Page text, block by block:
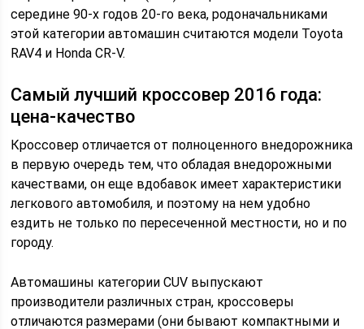
середине 90-х годов 20-го века, родоначальниками
этой категории автомашин считаются модели Toyota
RAV4 и Honda CR-V.
Самый лучший кроссовер 2016 года:
цена-качество
Кроссовер отличается от полноценного внедорожника
в первую очередь тем, что обладая внедорожными
качествами, он еще вдобавок имеет характеристики
легкового автомобиля, и поэтому на нем удобно
ездить не только по пересеченной местности, но и по
городу.
Автомашины категории CUV выпускают
производители различных стран, кроссоверы
отличаются размерами (они бывают компактными и